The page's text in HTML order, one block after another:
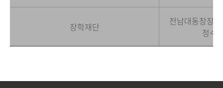
장학재단
전남대동창장
정수